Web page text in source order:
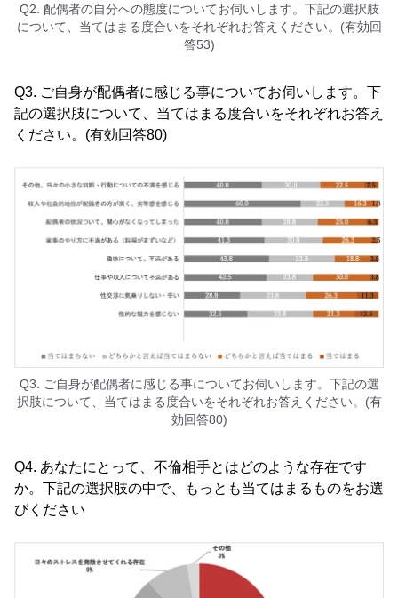
Q2. 配偶者の自分への態度についてお伺いします。下記の選択肢
について、当てはまる度合いをそれぞれお答えください。(有効回
答53)
Q3. ご自身が配偶者に感じる事についてお伺いします。下
記の選択肢について、当てはまる度合いをそれぞれお答え
ください。(有効回答80)
Q3. ご自身が配偶者に感じる事についてお伺いします。下記の選
択肢について、当てはまる度合いをそれぞれお答えください。(有
効回答80)
Q4. あなたにとって、不倫相手とはどのような存在です
か。下記の選択肢の中で、もっとも当てはまるものをお選
びください